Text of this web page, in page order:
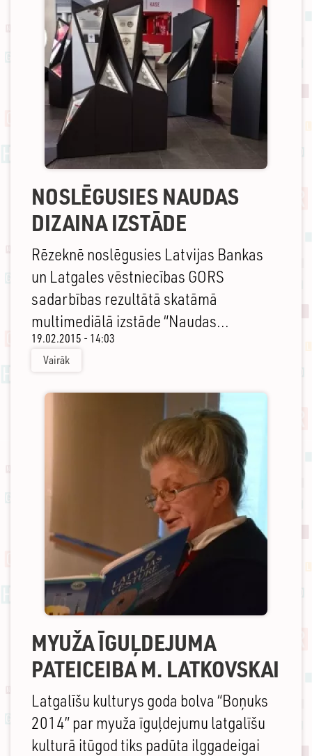
NOSLĒGUSIES NAUDAS
DIZAINA IZSTĀDE
Rēzeknē noslēgusies Latvijas Bankas
un Latgales vēstniecības GORS
sadarbības rezultātā skatāmā
multimediālā izstāde “Naudas...
19.02.2015 - 14:03
Vairāk
MYUŽA ĪGUĻDEJUMA
PATEICEIBA M. LATKOVSKAI
Latgalīšu kulturys goda bolva “Boņuks
2014” par myuža īguļdejumu latgalīšu
kulturā itūgod tiks padūta ilggadeigai